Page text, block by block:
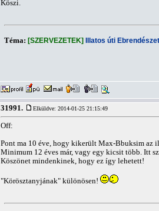
Köszi.
Téma: [SZERVEZETEK] Illatos úti
31991. Elküldve: 2014-01-25 21:15:49
Off:
Pont ma 10 éve, hogy kikerült Max-Bbuksim az
Minimum 12 éves már, vagy egy kicsit több. Itt
Köszönet mindenkinek, hogy ez így lehetett!
"Körösztanyjának" különösen!